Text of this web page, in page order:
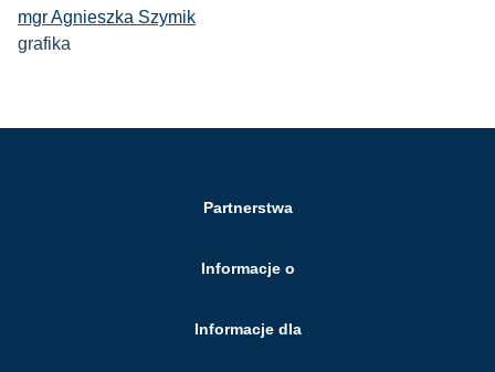
mgr Agnieszka Szymik
grafika
Partnerstwa
Informacje o
Informacje dla